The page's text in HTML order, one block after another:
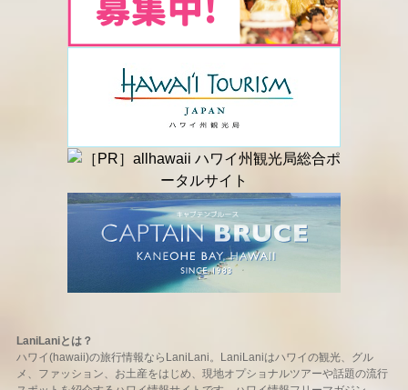
LaniLaniとは？
ハワイ(hawaii)の旅行情報ならLaniLani。LaniLaniはハワイの観光、グル
メ、ファッション、お土産をはじめ、現地オプショナルツアーや話題の流行